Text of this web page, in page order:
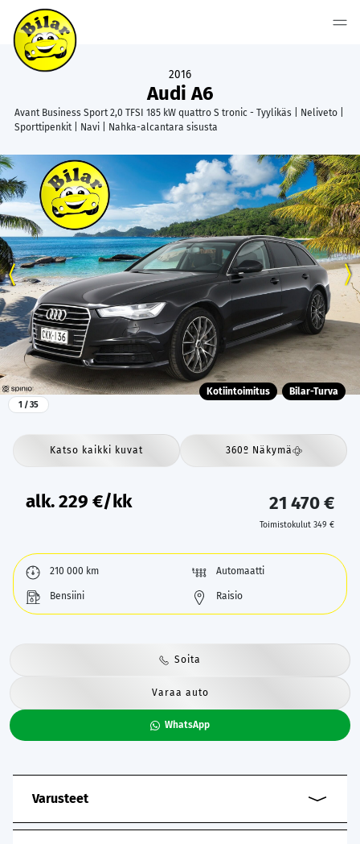
Audi A6
2016
Avant Business Sport 2,0 TFSI 185 kW quattro S tronic - Tyylikäs | Neliveto |
Sporttipenkit | Navi | Nahka-alcantara sisusta
1 / 35
Kotiintoimitus Bilar-Turva
Katso kaikki kuvat 360º Näkymä
alk.229 €/kk 21 470 €
Toimistokulut 349 €
210 000 km Automaatti
Bensiini Raisio
Soita
Varaa auto
WhatsApp
Varusteet